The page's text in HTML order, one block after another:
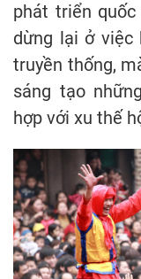
phát triển
dừng lại ở việc
truyền thống,
sáng tạo
hợp với xu thế